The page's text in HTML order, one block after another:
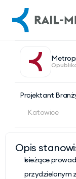
Projektant
Katowice
Opis
bieżące
przydzielonym